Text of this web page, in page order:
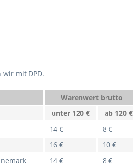
wir mit DPD.
Warenwert brutto
unter 120 €
ab 120 €
14 €
8 €
16 €
10 €
14 €
8 €